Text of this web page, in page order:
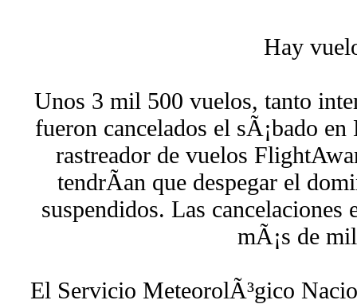
Hay
Unos 3 mil 500 vuelos, tanto
fueron cancelados el sÃ¡bado
rastreador de vuelos
tendrÃ­an que despegar el
suspendidos. Las cancelaciones
mÃ¡s de
El Servicio MeteorolÃ³gico